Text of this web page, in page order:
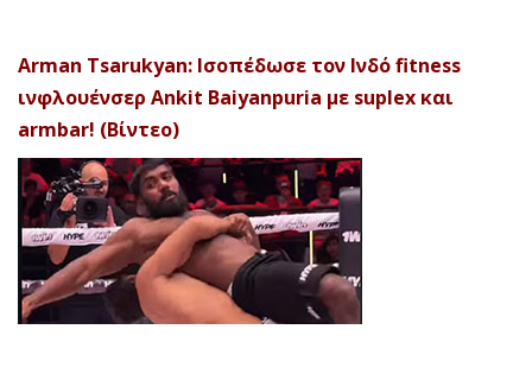
Arman Tsarukyan: Ισοπέδωσε τον Ινδό fitness
ινφλουένσερ Ankit Baiyanpuria με suplex και
armbar! (Βίντεο)